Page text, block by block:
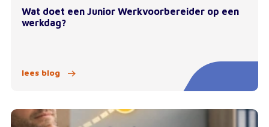
Wat doet een Junior Werkvoorbereider op een
werkdag?
lees blog